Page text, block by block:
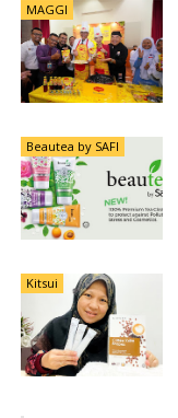
MAGGI
Beautea by SAFI
Kitsui